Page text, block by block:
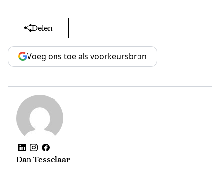
Delen
Voeg ons toe als voorkeursbron
Dan Tesselaar